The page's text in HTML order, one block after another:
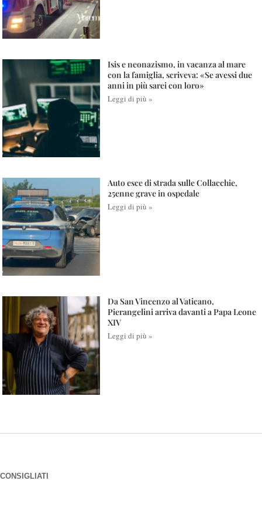
Isis e neonazismo, in vacanza al mare
con la famiglia, scriveva: «Se avessi due
anni in più sarei con loro»
Leggi di più »
Auto esce di strada sulle Collacchie,
25enne grave in ospedale
Leggi di più »
Da San Vincenzo al Vaticano,
Pierangelini arriva davanti a Papa Leone
XIV
Leggi di più »
CONSIGLIATI